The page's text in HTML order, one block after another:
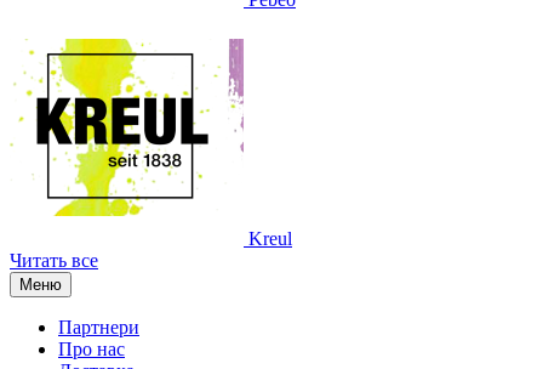
Kreul
Читать все
Меню
Партнери
Про нас